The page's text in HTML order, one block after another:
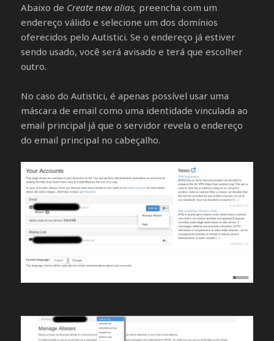
Abaixo de Create new alias, preencha com um
endereço válido e selecione um dos domínios
oferecidos pelo Autistici. Se o endereço já estiver
sendo usado, você será avisado e terá que escolher
outro.
No caso do Autistici, é apenas possível usar uma
máscara de email como uma identidade vinculada ao
email principal já que o servidor revela o endereço
do email principal no cabeçalho.